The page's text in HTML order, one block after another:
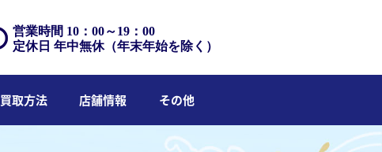
営業時間 10：00～19：00
定休日 年中無休（年末年始を除く）
買取方法 店舗情報 その他